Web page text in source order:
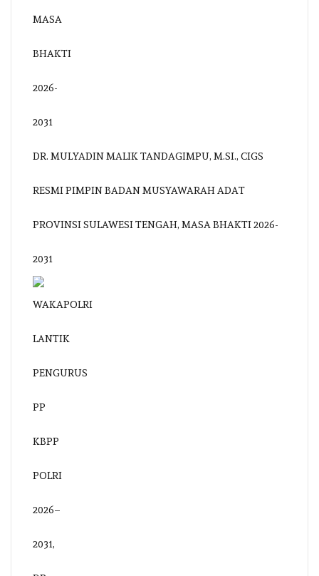
DR. MULYADIN MALIK TANDAGIMPU, M.SI., CIGS
RESMI PIMPIN BADAN MUSYAWARAH ADAT
PROVINSI SULAWESI TENGAH, MASA BHAKTI 2026-
2031